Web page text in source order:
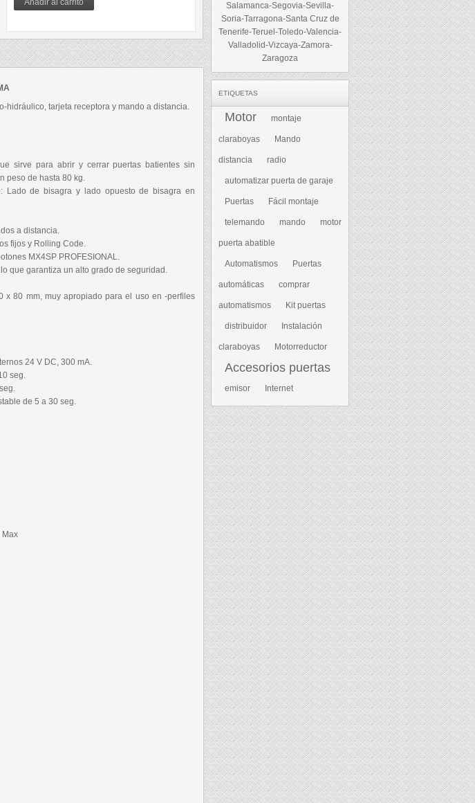
hidráulico, tarjeta receptora y mando a distancia.
sirve para abrir y cerrar puertas batientes sin
peso de hasta 80 kg.
Lado de bisagra y lado opuesto de bisagra en
a distancia.
fijos y Rolling Code.
MX4SP PROFESIONAL.
que garantiza un alto grado de seguridad.
x 80 mm, muy apropiado para el uso en -perfiles
24 V DC, 300 mA.
seg.
de 5 a 30 seg.
Max
Salamanca-Segovia-Sevilla-
Soria-Tarragona-Santa Cruz de
Tenerife-Teruel-Toledo-Valencia-
Valladolid-Vizcaya-Zamora-
Zaragoza
ETIQUETAS
Motor montaje
claraboyas Mando
distancia radio
automatizar puerta de garaje
Puertas Fácil montaje
telemando mando motor
puerta abatible
Automatismos Puertas
automáticas comprar
automatismos Kit puertas
distribuidor Instalación
claraboyas Motorreductor
Accesorios puertas
emisor Internet